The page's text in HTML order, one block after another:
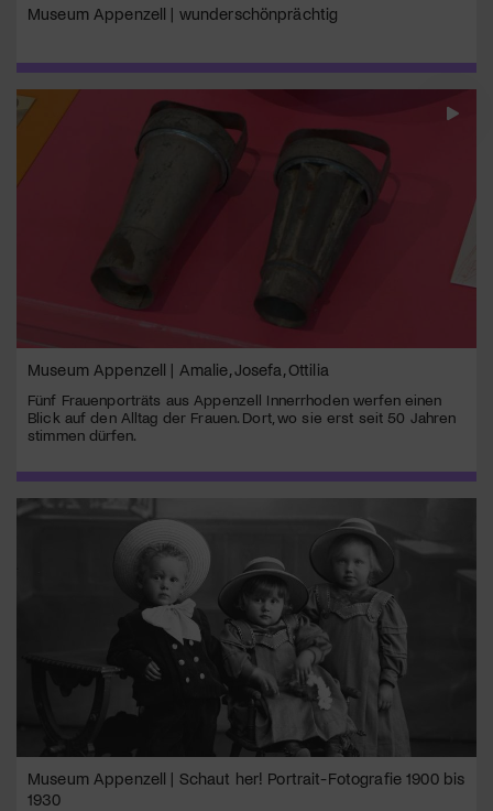
Museum Appenzell | wunderschönprächtig
Museum Appenzell | Amalie, Josefa, Ottilia
Fünf Frauenporträts aus Appenzell Innerrhoden werfen einen
Blick auf den Alltag der Frauen. Dort, wo sie erst seit 50 Jahren
stimmen dürfen.
Museum Appenzell | Schaut her! Portrait-Fotografie 1900 bis
1930